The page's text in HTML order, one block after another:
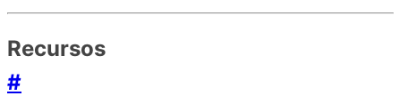
Recursos
#